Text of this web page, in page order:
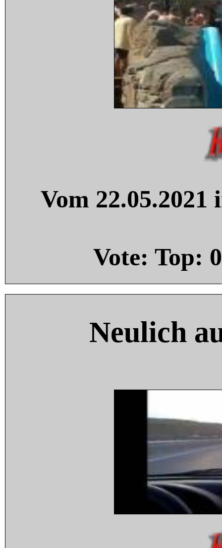
Vom
Vote: Top: 0
Neulich